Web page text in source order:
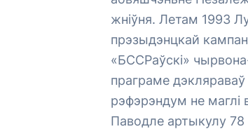
жніўня. Летам 1993
прэзыдэнцкай
«БССРаўскі»
праграме
рэфэрэндум не маглі
Паводле артыкулу 78